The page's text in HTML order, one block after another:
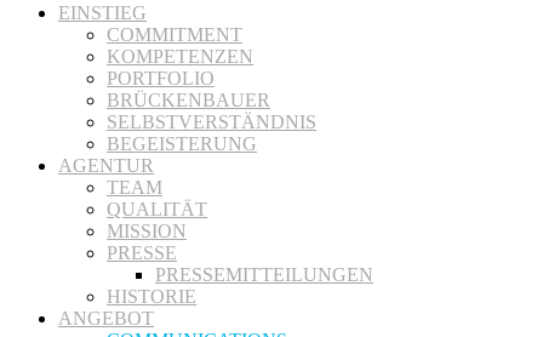
EINSTIEG
COMMITMENT
KOMPETENZEN
PORTFOLIO
BRÜCKENBAUER
SELBSTVERSTÄNDNIS
BEGEISTERUNG
AGENTUR
TEAM
QUALITÄT
MISSION
PRESSE
PRESSEMITTEILUNGEN
HISTORIE
ANGEBOT